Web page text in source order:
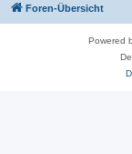
Foren-Übersicht
Powered